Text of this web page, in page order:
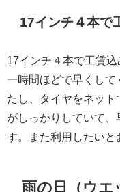
17インチ４本で
17インチ４本で工賃
一時間ほどで早くして
たし、タイヤをネッ
がしっかりしていて
す。また利用したいと
雨の日（ウ